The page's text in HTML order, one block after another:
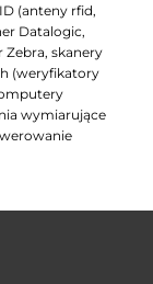
(anteny rfid,
Datalogic,
Zebra, skanery
(weryfikatory
wymiarujące